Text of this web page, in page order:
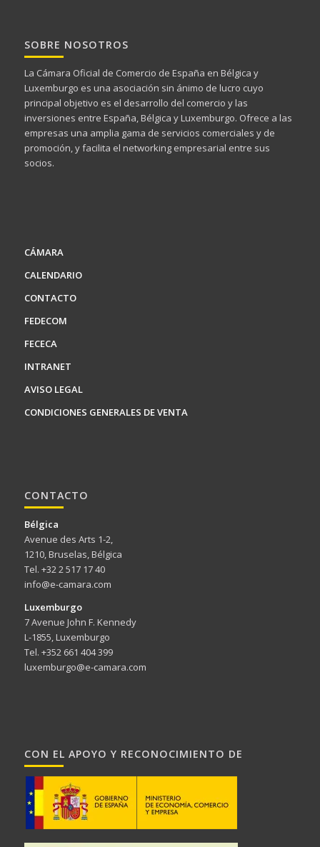
SOBRE NOSOTROS
La Cámara Oficial de Comercio de España en Bélgica y
Luxemburgo es una asociación sin ánimo de lucro cuyo
principal objetivo es el desarrollo del comercio y las
inversiones entre España, Bélgica y Luxemburgo. Ofrece a las
empresas una amplia gama de servicios comerciales y de
promoción, y facilita el networking empresarial entre sus
socios.
CÁMARA
CALENDARIO
CONTACTO
FEDECOM
FECECA
INTRANET
AVISO LEGAL
CONDICIONES GENERALES DE VENTA
CONTACTO
Bélgica
Avenue des Arts 1-2,
1210, Bruselas, Bélgica
Tel. +32 2 517 17 40
info@e-camara.com
Luxemburgo
7 Avenue John F. Kennedy
L-1855, Luxemburgo
Tel. +352 661 404 399
luxemburgo@e-camara.com
CON EL APOYO Y RECONOCIMIENTO DE